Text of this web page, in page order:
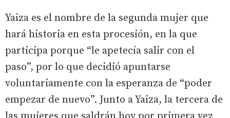
Yaiza es el nombre de la segunda mujer que
hará historia en esta procesión, en la que
participa porque “le apetecía salir con el
paso”, por lo que decidió apuntarse
voluntariamente con la esperanza de “poder
empezar de nuevo”. Junto a Yaiza, la tercera de